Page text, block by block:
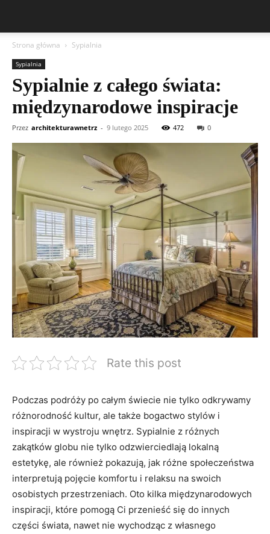
Strona główna Sypialnia
Sypialnia
Sypialnie z całego świata:
międzynarodowe inspiracje
Przez architekturawnetrz - 9 lutego 2025 472 0
Rate this post
Podczas podróży po całym świecie nie tylko odkrywamy
różnorodność kultur, ‌ale także⁢ bogactwo stylów i⁣
inspiracji w wystroju wnętrz. Sypialnie z różnych
zakątków⁤ globu nie tylko odzwierciedlają lokalną‍
estetykę, ale również pokazują,‌ jak różne ⁣społeczeństwa​
interpretują ⁤pojęcie komfortu i relaksu na swoich
osobistych przestrzeniach. Oto⁢ kilka⁣ międzynarodowych
inspiracji, które pomogą Ci przenieść się do innych
części świata, nawet nie wychodząc z własnego